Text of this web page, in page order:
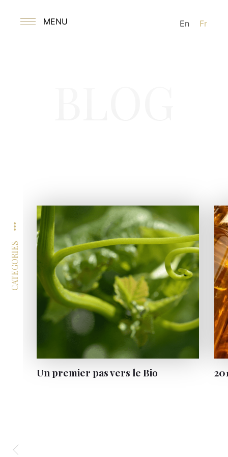
MENU En Fr
Un premier pas vers le Bio
CATEGORIES
more_horiz